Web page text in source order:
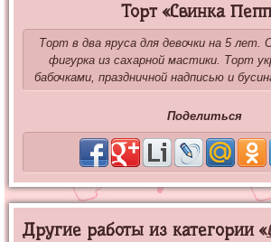
Торт «Свинка
Торт в два яруса для девочки на 5 лет.
фигурка из сахарной мастики. Торт
бабочками, праздничной надписью и
Поделиться
Другие работы из категории «